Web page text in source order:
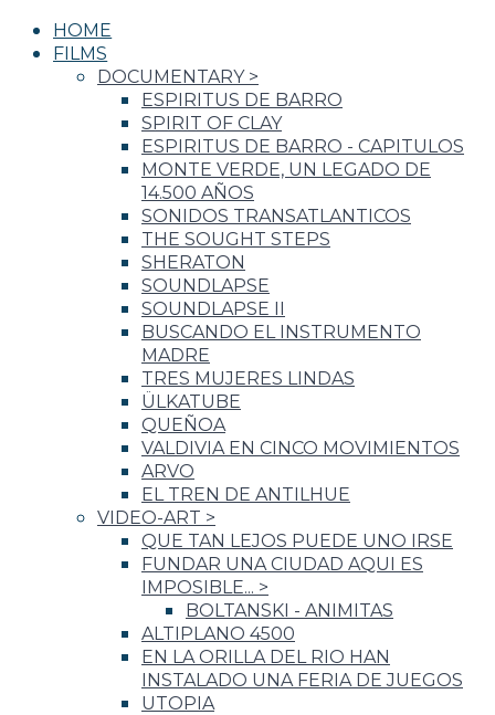
HOME
FILMS
DOCUMENTARY >
ESPIRITUS DE BARRO
SPIRIT OF CLAY
ESPIRITUS DE BARRO - CAPITULOS
MONTE VERDE, UN LEGADO DE
14.500 AÑOS
SONIDOS TRANSATLANTICOS
THE SOUGHT STEPS
SHERATON
SOUNDLAPSE
SOUNDLAPSE II
BUSCANDO EL INSTRUMENTO
MADRE
TRES MUJERES LINDAS
ÜLKATUBE
QUEÑOA
VALDIVIA EN CINCO MOVIMIENTOS
ARVO
EL TREN DE ANTILHUE
VIDEO-ART >
QUE TAN LEJOS PUEDE UNO IRSE
FUNDAR UNA CIUDAD AQUI ES
IMPOSIBLE... >
BOLTANSKI - ANIMITAS
ALTIPLANO 4500
EN LA ORILLA DEL RIO HAN
INSTALADO UNA FERIA DE JUEGOS
UTOPIA